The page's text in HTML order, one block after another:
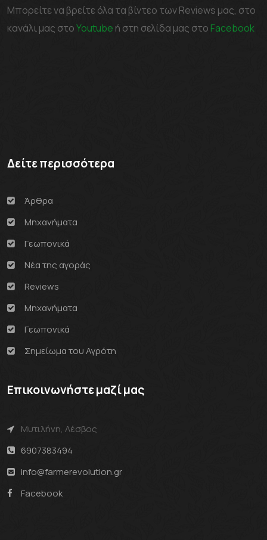
Μπορείτε να βρείτε όλα τα βίντεο των Reviews μας, στο
κανάλι μας στοYoutube ή στη σελίδα μας στοFacebook
Δείτε περισσότερα
Άρθρα
Μηχανήματα
Γεωπονικά
Νέα της αγοράς
Reviews
Μηχανήματα
Γεωπονικά
Σημείωμα του Αγρότη
Επικοινωνήστε μαζί μας
Μυτιλήνη, Λέσβος
6907383494
info@farmerevolution.gr
Facebook